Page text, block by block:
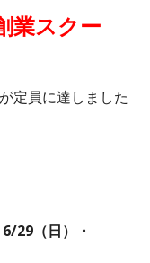
業スクー
定員に達しました
29（日）・